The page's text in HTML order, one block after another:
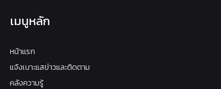
เมนูหลัก
หน้าแรก
แจ้งเบาะแสข่าวและติดตาม
คลังความรู้